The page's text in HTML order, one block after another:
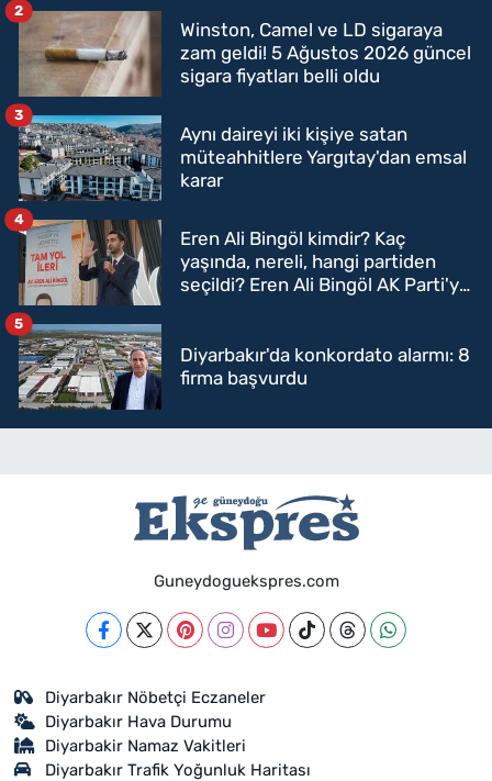
Winston, Camel ve LD sigaraya
zam geldi! 5 Ağustos 2026 güncel
sigara fiyatları belli oldu
2
Aynı daireyi iki kişiye satan
müteahhitlere Yargıtay'dan emsal
karar
3
Eren Ali Bingöl kimdir? Kaç
yaşında, nereli, hangi partiden
seçildi? Eren Ali Bingöl AK Parti'ye
4
Diyarbakır'da konkordato alarmı: 8
firma başvurdu
5
Guneydoguekspres.com
Diyarbakır Nöbetçi Eczaneler
Diyarbakır Hava Durumu
Diyarbakir Namaz Vakitleri
Diyarbakır Trafik Yoğunluk Haritası